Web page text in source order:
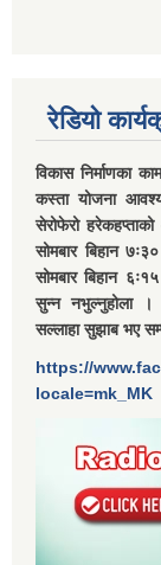
रेडियो
विकास निर्माणका
कस्ता योजना
सेरोफेरो
सोमबार बिहान
सोमबार बिहान
सुन्न नभुल्नुहोला ।
सल्लाहा सुझाब भए
https://
locale=mk_MK